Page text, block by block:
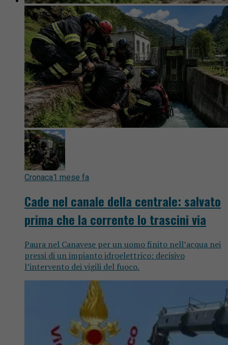
Cronaca1 mese fa
Cade nel canale della centrale: salvato
prima che la corrente lo trascini via
Paura nel Canavese per un uomo finito nell’acqua nei
pressi di un impianto idroelettrico: decisivo
l’intervento dei vigili del fuoco.